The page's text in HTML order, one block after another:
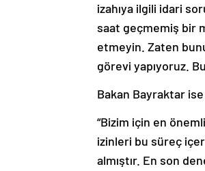
izahıya ilgili idari
saat geçmemiş bir
etmeyin. Zaten
görevi yapıyoruz.
Bakan Bayraktar ise
“Bizim için en
izinleri bu süreç
almıştır. En son